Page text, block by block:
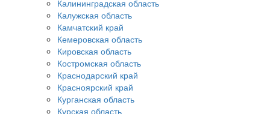
Калининградская область
Калужская область
Камчатский край
Кемеровская область
Кировская область
Костромская область
Краснодарский край
Красноярский край
Курганская область
Курская область